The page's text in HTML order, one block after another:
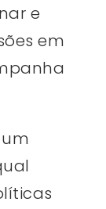
e
em